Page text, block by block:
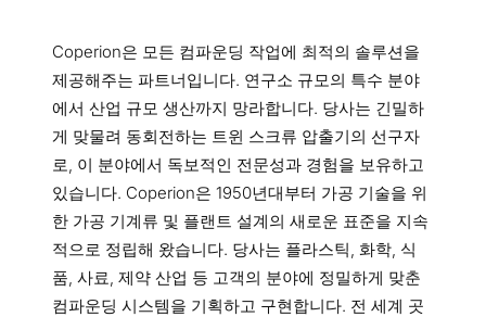
Coperion은 모든 컴파운딩 작업에 최적의 솔루션을
제공해주는 파트너입니다. 연구소 규모의 특수 분야
에서 산업 규모 생산까지 망라합니다. 당사는 긴밀하
게 맞물려 동회전하는 트윈 스크류 압출기의 선구자
로, 이 분야에서 독보적인 전문성과 경험을 보유하고
있습니다. Coperion은 1950년대부터 가공 기술을 위
한 가공 기계류 및 플랜트 설계의 새로운 표준을 지속
적으로 정립해 왔습니다. 당사는 플라스틱, 화학, 식
품, 사료, 제약 산업 등 고객의 분야에 정밀하게 맞춘
컴파운딩 시스템을 기획하고 구현합니다. 전 세계 곳